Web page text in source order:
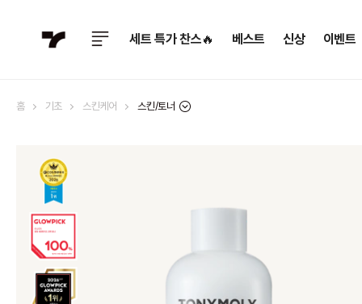
세트 특가 찬스🔥 베스트 신상 이벤트
홈 기초 스킨케어 스킨/토너